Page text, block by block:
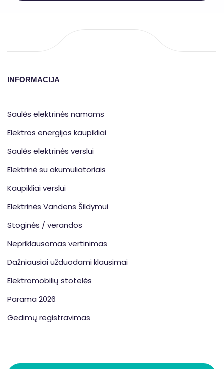
INFORMACIJA
Saulės elektrinės namams
Elektros energijos kaupikliai
Saulės elektrinės verslui
Elektrinė su akumuliatoriais
Kaupikliai verslui
Elektrinės Vandens Šildymui
Stoginės / verandos
Nepriklausomas vertinimas
Dažniausiai užduodami klausimai
Elektromobilių stotelės
Parama 2026
Gedimų registravimas